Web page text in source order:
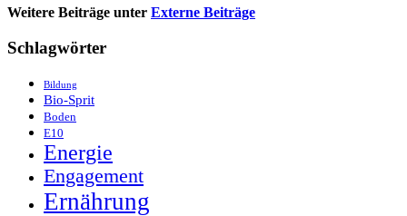
Weitere Beiträge unter Externe Beiträge
Schlagwörter
Bildung
Bio-Sprit
Boden
E10
Energie
Engagement
Ernährung